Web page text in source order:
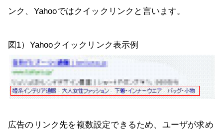
ンク、Yahooではクイックリンクと言います。
図1）Yahooクイックリンク表示例
広告のリンク先を複数設定できるため、ユーザが求め